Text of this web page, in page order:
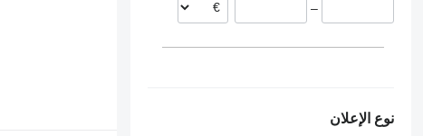
–
نوع الإعلان